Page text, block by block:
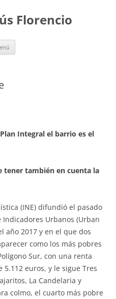
Florencio
Integral el barrio es el
tener también en cuenta la
(INE) difundió el pasado
Urbanos (Urban
año 2017 y en el que dos
como los más pobres
Sur, con una renta
euros, y le sigue Tres
La Candelaria y
colmo, el cuarto más pobre